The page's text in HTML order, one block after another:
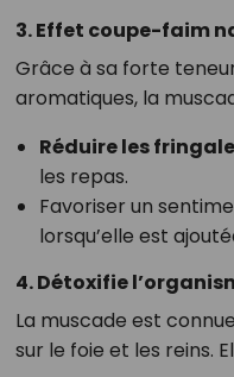
3. Effet coupe-faim
Grâce à sa forte
aromatiques, la
Réduire les
les repas.
Favoriser un
lorsqu’elle est
4. Détoxifie
La muscade est
sur le foie et les reins.